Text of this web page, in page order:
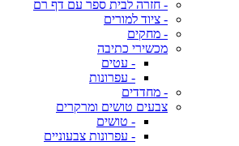
- חזרה לבית ספר עם דף רם
- ציוד למורים
- מחקים
מכשירי כתיבה
- עטים
- עפרונות
- מחדדים
צבעים טושים ומרקרים
- טושים
- עפרונות צבעוניים